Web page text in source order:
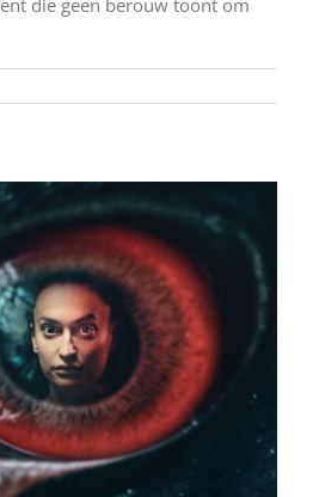
die geen berouw toont om